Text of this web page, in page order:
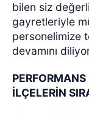
bilen siz
gayretleriyle
personelimize
devamını
İLÇELERİN